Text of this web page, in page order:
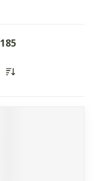
185